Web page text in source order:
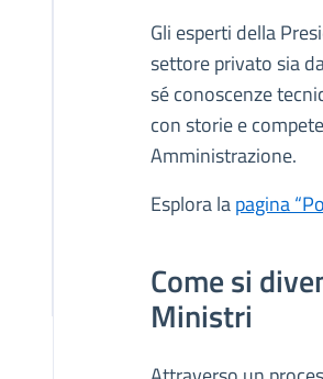
Gli esperti della
settore privato sia
sé conoscenze
con storie e
Amministrazione.
Esplora lapagina
Come si
Ministri